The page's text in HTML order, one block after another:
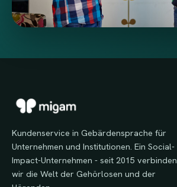
Kundenservice in Gebärdensprache für
Unternehmen und Institutionen. Ein Social-
Impact-Unternehmen - seit 2015 verbinden
wir die Welt der Gehörlosen und der